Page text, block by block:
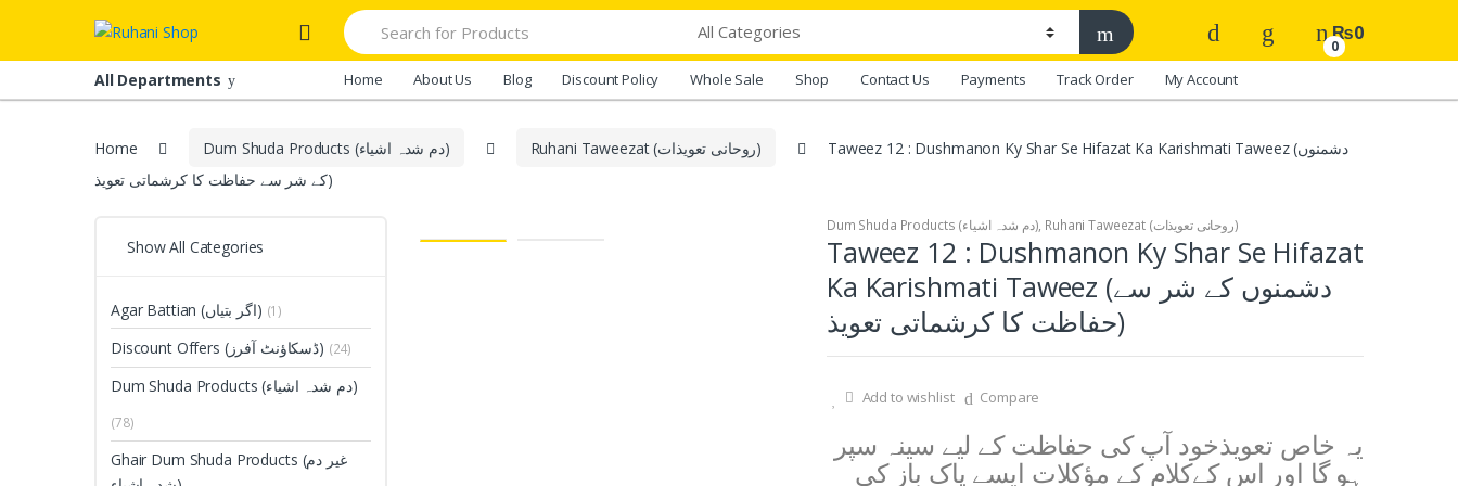
navigation
content
Search
for:
0
₨0
All Departments Home About Us Blog Discount Policy Whole Sale Shop Contact Us Payments Track Order My Account
Home Dum Shuda Products (دم شدہ اشیاء) Ruhani Taweezat (روحانی تعویذات)
Taweez 12 : Dushmanon Ky Shar Se Hifazat Ka Karishmati Taweez (دشمنوں
کے شر سے حفاظت کا کرشماتی تعویذ)
Dum Shuda Products (دم شدہ اشیاء), Ruhani Taweezat (روحانی تعویذات)
Taweez 12 : Dushmanon Ky Shar Se Hifazat
Ka Karishmati Taweez (دشمنوں کے شر سے
حفاظت کا کرشماتی تعویذ)
Add to wishlist Compare
یہ خاص تعویذخود آپ کی حفاظت کے لیے سینہ سپر
ہو گا اور اس کےکلام کے مؤکلات ایسے پاک باز کی
Show All Categories
Agar Battian (اگر بتیاں) (1)
Discount Offers (ڈسکاؤنٹ آفرز) (24)
Dum Shuda Products (دم شدہ اشیاء)
(78)
Ghair Dum Shuda Products (غیر دم